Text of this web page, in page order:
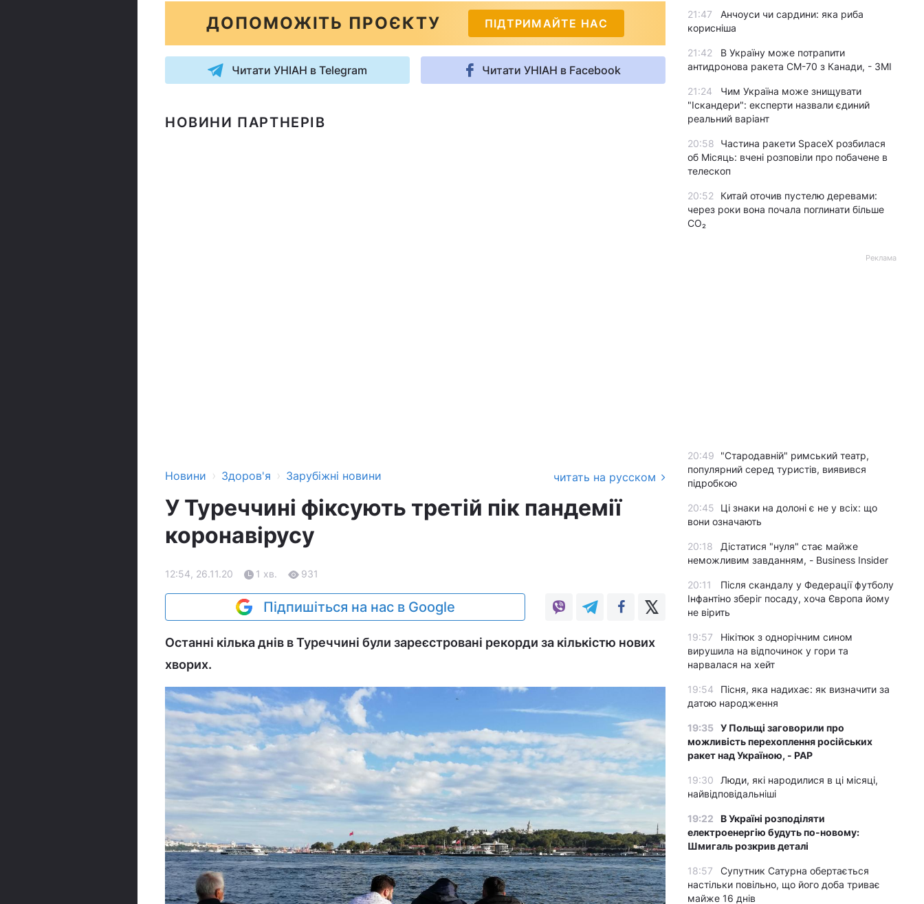
ДОПОМОЖІТЬ ПРОЄКТУ ПІДТРИМАЙТЕ НАС
Читати УНІАН в Telegram Читати УНІАН в Facebook
НОВИНИ ПАРТНЕРІВ
Новини › Здоров'я › Зарубіжні новини читать на русском
У Туреччині фіксують третій пік пандемії
коронавірусу
12:54, 26.11.20 1 хв. 931
Підпишіться на нас в Google
Останні кілька днів в Туреччині були зареєстровані рекорди за кількістю нових
хворих.
21:47
Анчоуси чи сардини: яка риба
корисніша
21:42
В Україну може потрапити
антидронова ракета CM-70 з Канади, - ЗМІ
21:24
Чим Україна може знищувати
"Іскандери": експерти назвали єдиний
реальний варіант
20:58
Частина ракети SpaceX розбилася
об Місяць: вчені розповіли про побачене в
телескоп
20:52
Китай оточив пустелю деревами:
через роки вона почала поглинати більше
CO₂
Реклама
20:49
"Стародавній" римський театр,
популярний серед туристів, виявився
підробкою
20:45
Ці знаки на долоні є не у всіх: що
вони означають
20:18
Дістатися "нуля" стає майже
неможливим завданням, - Business Insider
20:11
Після скандалу у Федерації футболу
Інфантіно зберіг посаду, хоча Європа йому
не вірить
19:57
Нікітюк з однорічним сином
вирушила на відпочинок у гори та
нарвалася на хейт
19:54
Пісня, яка надихає: як визначити за
датою народження
19:35 У Польщі заговорили про
можливість перехоплення російських
ракет над Україною, - PAP
19:30
Люди, які народилися в ці місяці,
найвідповідальніші
19:22
В Україні розподіляти
електроенергію будуть по-новому:
Шмигаль розкрив деталі
18:57
Супутник Сатурна обертається
настільки повільно, що його доба триває
майже 16 днів